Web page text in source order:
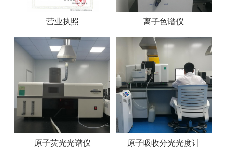
营业执照 离子色谱仪
原子荧光光谱仪 原子吸收分光光度计